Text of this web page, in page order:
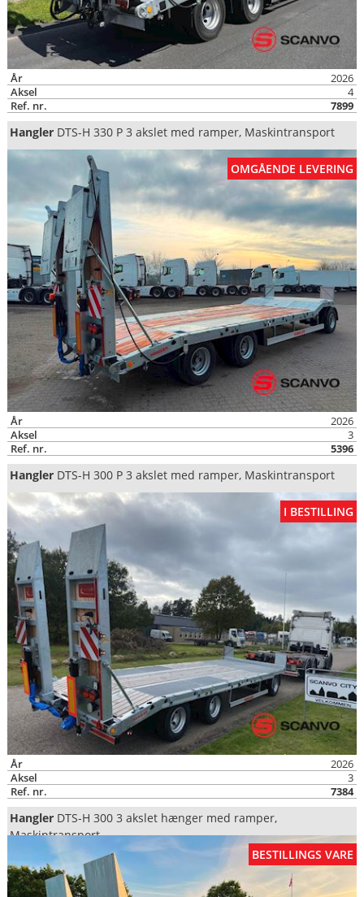
År
2026
Aksel
4
Ref. nr.
7899
HanglerDTS-H 330 P 3 akslet med ramper, Maskintransport
OMGÅENDE LEVERING
År
2026
Aksel
3
Ref. nr.
5396
HanglerDTS-H 300 P 3 akslet med ramper, Maskintransport
I BESTILLING
År
2026
Aksel
3
Ref. nr.
7384
HanglerDTS-H 300 3 akslet hænger med ramper,
Maskintransport
BESTILLINGS VARE